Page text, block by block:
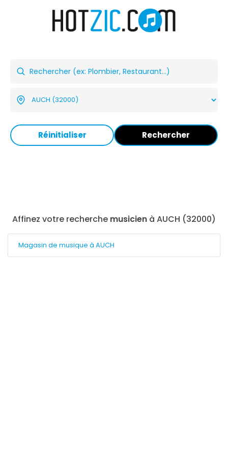
Réinitialiser Rechercher
Affinez votre recherche musicien à AUCH (32000)
Magasin de musique à AUCH